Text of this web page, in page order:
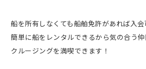
撮影・ロケーション
葉山周辺の気象情報
船を所有しなくても船舶免許があれば入会
簡単に船をレンタルできるから気の合う
クルージングを満喫できます！